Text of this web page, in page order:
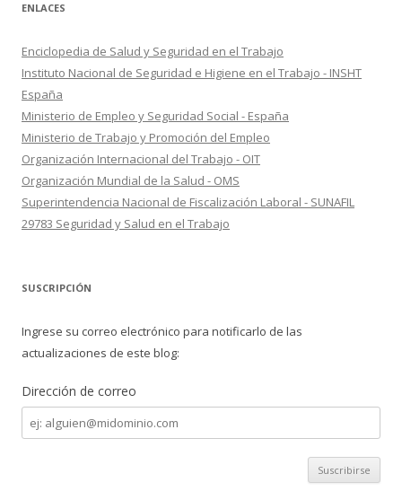
ENLACES
Enciclopedia de Salud y Seguridad en el Trabajo
Instituto Nacional de Seguridad e Higiene en el Trabajo - INSHT
España
Ministerio de Empleo y Seguridad Social - España
Ministerio de Trabajo y Promoción del Empleo
Organización Internacional del Trabajo - OIT
Organización Mundial de la Salud - OMS
Superintendencia Nacional de Fiscalización Laboral - SUNAFIL
29783 Seguridad y Salud en el Trabajo
SUSCRIPCIÓN
Ingrese su correo electrónico para notificarlo de las
actualizaciones de este blog:
Dirección de correo
Dirección
de
correo